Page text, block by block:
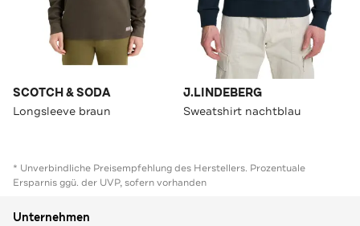
SCOTCH & SODA
Longsleeve braun
J.LINDEBERG
Sweatshirt nachtblau
* Unverbindliche Preisempfehlung des Herstellers. Prozentuale
Ersparnis ggü. der UVP, sofern vorhanden
Unternehmen